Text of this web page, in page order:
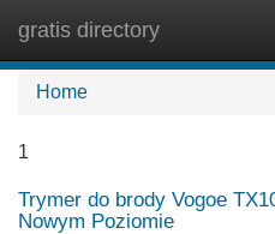
gratis directory
Home
1
Trymer do brody Vogoe
Nowym Poziomie